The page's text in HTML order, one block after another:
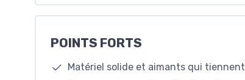
POINTS FORTS
Matériel solide et aimants qui